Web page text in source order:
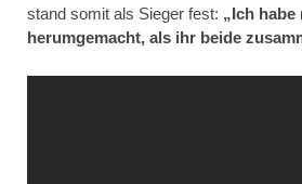
stand somit als Sieger fest: „Ich habe
herumgemacht, als ihr beide